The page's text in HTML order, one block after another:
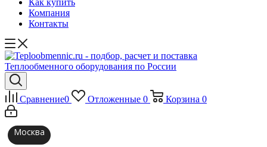
Как купить
Компания
Контакты
Сравнение0 Отложенные 0 Корзина 0
Москва